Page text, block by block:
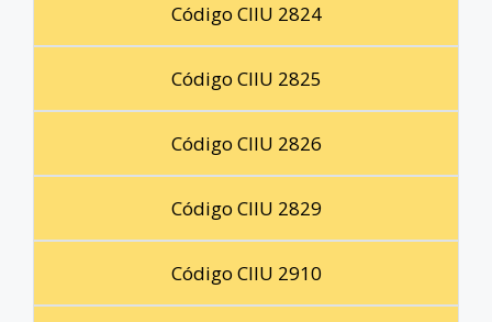
Código CIIU 2824
Código CIIU 2825
Código CIIU 2826
Código CIIU 2829
Código CIIU 2910